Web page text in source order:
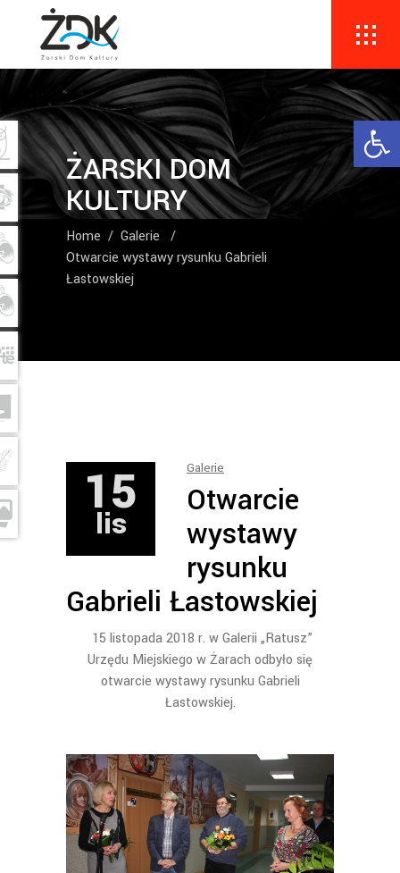
ŻARSKI DOM
KULTURY
Home / Galerie
/
Otwarcie wystawy rysunku Gabrieli
Łastowskiej
15
lis
Galerie
Otwarcie
wystawy
rysunku
Gabrieli Łastowskiej
15 listopada 2018 r. w Galerii „Ratusz”
Urzędu Miejskiego w Żarach odbyło się
otwarcie wystawy rysunku Gabrieli
Łastowskiej.